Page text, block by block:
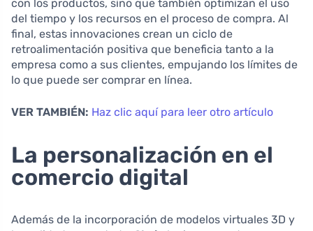
con los productos, sino que también optimizan el uso
del tiempo y los recursos en el proceso de compra. Al
final, estas innovaciones crean un ciclo de
retroalimentación positiva que beneficia tanto a la
empresa como a sus clientes, empujando los límites de
lo que puede ser comprar en línea.
VER TAMBIÉN: Haz clic aquí para leer otro artículo
La personalización en el
comercio digital
Además de la incorporación de modelos virtuales 3D y